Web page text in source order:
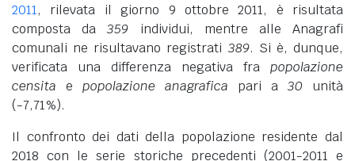
2011, rilevata il giorno 9 ottobre 2011, è risultata
composta da359 individui, mentre alle Anagrafi
comunali ne risultavano registrati 389. Si è, dunque,
verificata una differenza negativa fra popolazione
censita e popolazione anagrafica pari a 30 unità
(-7,71%).
Il confronto dei dati della popolazione residente dal
2018 con le serie storiche precedenti (2001-2011 e